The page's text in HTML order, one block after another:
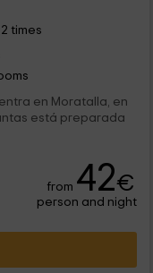
times
en Moratalla, en
está preparada
from 42€
person and night